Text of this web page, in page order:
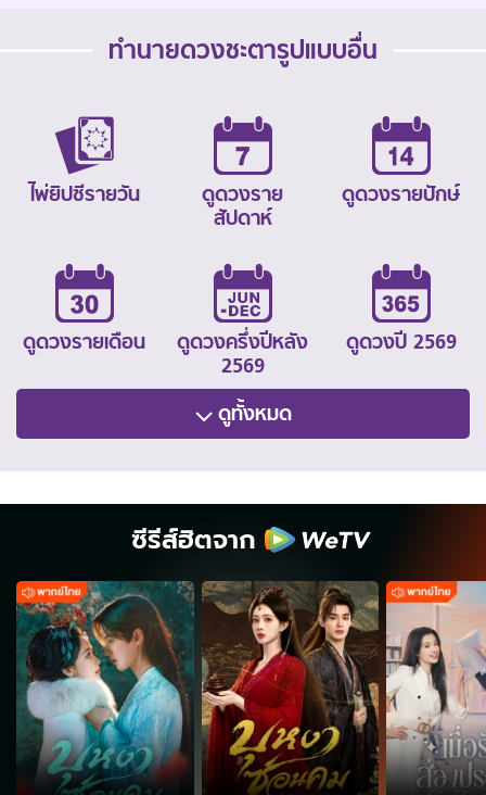
ทำนายดวงชะตารูปแบบอื่น
ไพ่ยิปซีรายวัน
ดูดวงราย
สัปดาห์
ดูดวงรายปักษ์
ดูดวงรายเดือน
ดูดวงครึ่งปีหลัง
2569
ดูดวงปี 2569
ดูทั้งหมด
ซีรีส์ฮิตจาก